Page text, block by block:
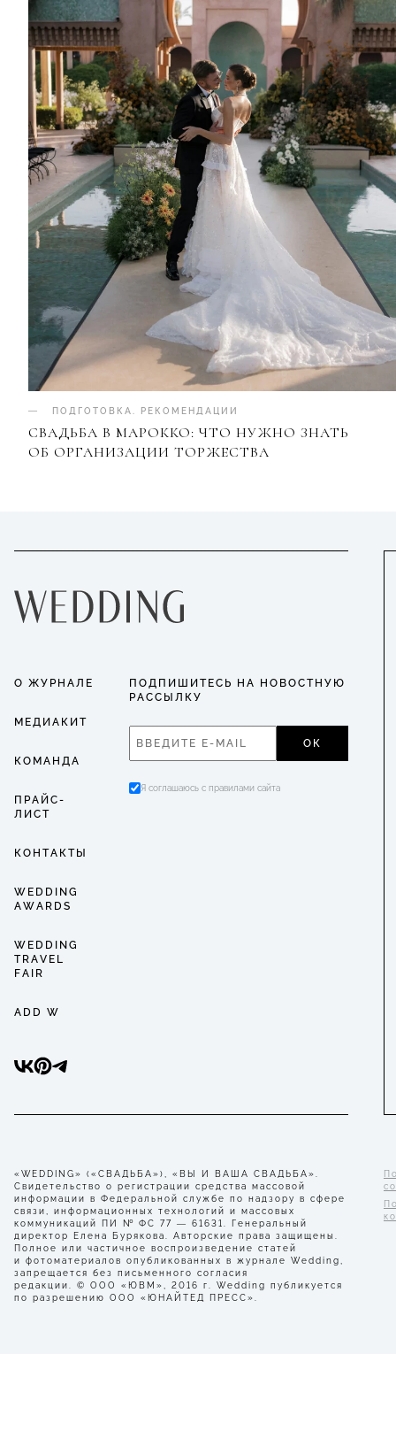
ПОДГОТОВКА РЕКОМЕНДАЦИИ
СВАДЬБА В МАРОККО: ЧТО НУЖНО ЗНАТЬ
ОБ ОРГАНИЗАЦИИ ТОРЖЕСТВА
О ЖУРНАЛЕ
МЕДИАКИТ
КОМАНДА
ПРАЙС-
ЛИСТ
КОНТАКТЫ
WEDDING
AWARDS
WEDDING
TRAVEL
FAIR
ADD W
ПОДПИШИТЕСЬ НА НОВОСТНУЮ
РАССЫЛКУ
ОК
Я соглашаюсь с правилами сайта
«WEDDING» («СВАДЬБА»), «ВЫ И ВАША СВАДЬБА».
Свидетельство о регистрации средства массовой
информации в Федеральной службе по надзору в сфере
связи, информационных технологий и массовых
коммуникаций ПИ № ФС 77 — 61631. Генеральный
директор Елена Бурякова. Авторские права защищены.
Полное или частичное воспроизведение статей
и фотоматериалов опубликованных в журнале Wedding,
запрещается без письменного согласия
редакции. © ООО «ЮВМ», 2016 г. Wedding публикуется
по разрешению ООО «ЮНАЙТЕД ПРЕСС».